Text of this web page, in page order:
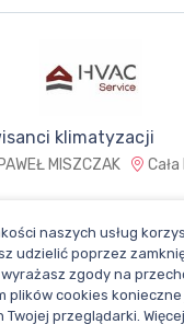
klimatyzacji
MISZCZAK
naszych usług
udzielić poprzez
zgody na
plików cookies
przeglądarki.